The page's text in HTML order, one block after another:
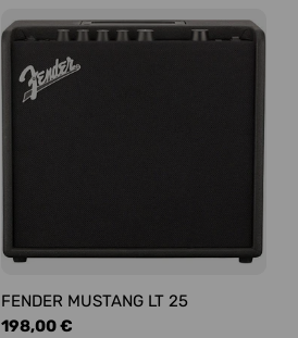
FENDER MUSTANG LT 25
Precio
198,00 €